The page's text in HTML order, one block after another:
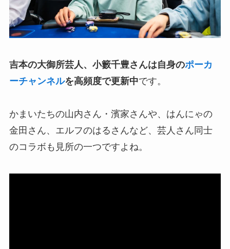
吉本の大御所芸人、小籔千豊さんは自身のポーカ
ーチャンネルを高頻度で更新中です。
かまいたちの山内さん・濱家さんや、はんにゃの
金田さん、エルフのはるさんなど、芸人さん同士
のコラボも見所の一つですよね。